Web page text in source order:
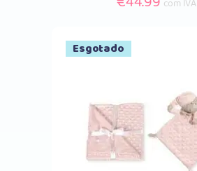
com IVA
Esgotado
Comprar